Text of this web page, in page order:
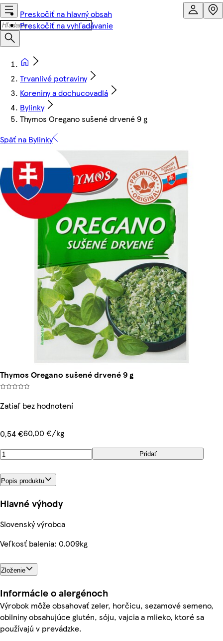
Preskočiť na hlavný obsah
Preskočiť na vyhľadávanie
Trvanlivé potraviny
Koreniny a dochucovadlá
Bylinky
Thymos Oregano sušené drvené 9 g
Späť na Bylinky
Thymos Oregano sušené drvené 9 g
Zatiaľ bez hodnotení
0,54 €60,00 €/kg
Pridať
Popis produktu
Hlavné výhody
Slovenský výrobca
Veľkosť balenia: 0.009kg
Zloženie
Informácie o alergénoch
Výrobok môže obsahovať zeler, horčicu, sezamové semeno,
obilniny obsahujúce glutén, sóju, vajcia a mlieko, ktoré sa
používajú v prevádzke.